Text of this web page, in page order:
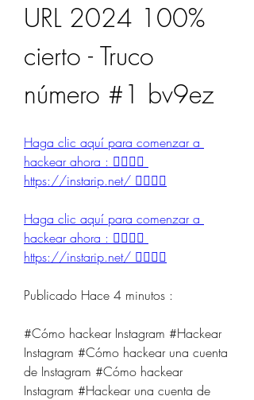
URL 2024 100%
cierto - Truco
número #1 bv9ez
Haga clic aquí para comenzar a
hackear ahora : 👉🏻👉🏻
https://instarip.net/ 👈🏻👈🏻
Haga clic aquí para comenzar a
hackear ahora : 👉🏻👉🏻
https://instarip.net/ 👈🏻👈🏻
Publicado Hace 4 minutos :
#Cómo hackear Instagram #Hackear
Instagram #Cómo hackear una cuenta
de Instagram #Cómo hackear
Instagram #Hackear una cuenta de